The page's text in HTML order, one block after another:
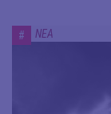
# ΝΕΑ